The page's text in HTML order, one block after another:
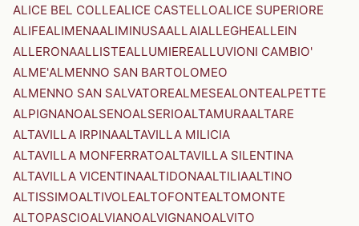
ALICE BEL COLLEALICE CASTELLOALICE SUPERIORE
ALIFEALIMENAALIMINUSAALLAIALLEGHEALLEIN
ALLERONAALLISTEALLUMIEREALLUVIONI CAMBIO'
ALME'ALMENNO SAN BARTOLOMEO
ALMENNO SAN SALVATOREALMESEALONTEALPETTE
ALPIGNANOALSENOALSERIOALTAMURAALTARE
ALTAVILLA IRPINAALTAVILLA MILICIA
ALTAVILLA MONFERRATOALTAVILLA SILENTINA
ALTAVILLA VICENTINAALTIDONAALTILIAALTINO
ALTISSIMOALTIVOLEALTOFONTEALTOMONTE
ALTOPASCIOALVIANOALVIGNANOALVITO